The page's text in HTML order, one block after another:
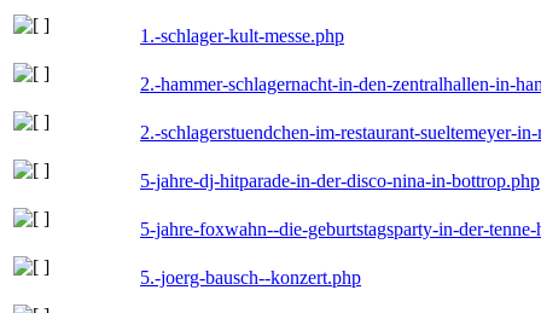
1.-schlager-kult-messe.php
2.-hammer-schlagernacht-in-den-zentralhallen-in-
2.-schlagerstuendchen-im-restaurant-sueltemeyer-
5-jahre-dj-hitparade-in-der-disco-nina-in-bottrop.php
5-jahre-foxwahn--die-geburtstagsparty-in-der-tenne-
5.-joerg-bausch--konzert.php